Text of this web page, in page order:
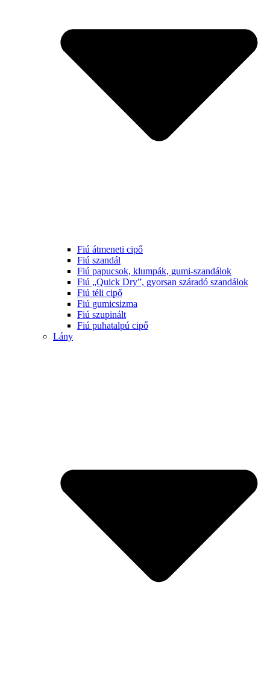
Fiú átmeneti cipő
Fiú szandál
Fiú papucsok, klumpák, gumi-szandálok
Fiú „Quick Dry”, gyorsan száradó szandálok
Fiú téli cipő
Fiú gumicsizma
Fiú szupinált
Fiú puhatalpú cipő
Lány